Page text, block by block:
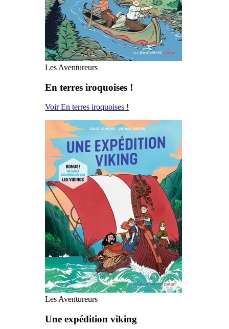
Les Aventureurs
En terres iroquoises !
Voir En terres iroquoises !
Les Aventureurs
Une expédition viking